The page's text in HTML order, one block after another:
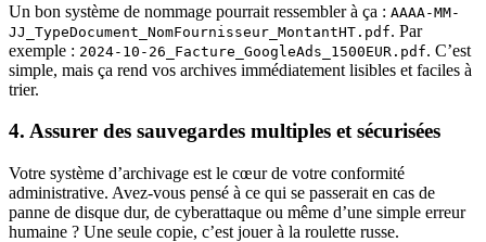
Un bon système de nommage pourrait ressembler à ça : AAAA-MM-
JJ_TypeDocument_NomFournisseur_MontantHT.pdf. Par
exemple : 2024-10-26_Facture_GoogleAds_1500EUR.pdf. C’est
simple, mais ça rend vos archives immédiatement lisibles et faciles à
trier.
4. Assurer des sauvegardes multiples et sécurisées
Votre système d’archivage est le cœur de votre conformité
administrative. Avez-vous pensé à ce qui se passerait en cas de
panne de disque dur, de cyberattaque ou même d’une simple erreur
humaine ? Une seule copie, c’est jouer à la roulette russe.